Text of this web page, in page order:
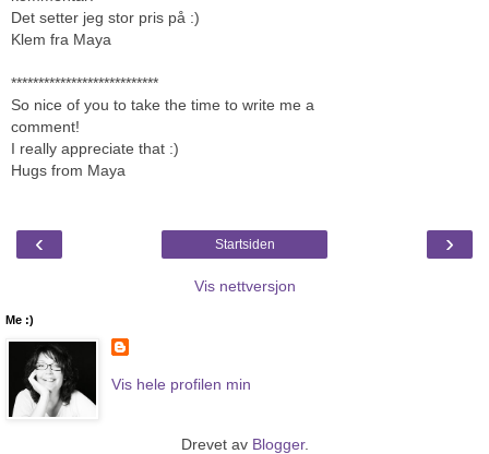
Det setter jeg stor pris på :)
Klem fra Maya
***************************
So nice of you to take the time to write me a
comment!
I really appreciate that :)
Hugs from Maya
‹ ›
Startsiden
Vis nettversjon
Me :)
Vis hele profilen min
Drevet av Blogger.